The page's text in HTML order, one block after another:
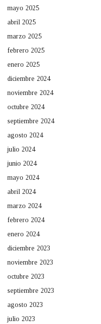
mayo 2025
abril 2025
marzo 2025
febrero 2025
enero 2025
diciembre 2024
noviembre 2024
octubre 2024
septiembre 2024
agosto 2024
julio 2024
junio 2024
mayo 2024
abril 2024
marzo 2024
febrero 2024
enero 2024
diciembre 2023
noviembre 2023
octubre 2023
septiembre 2023
agosto 2023
julio 2023